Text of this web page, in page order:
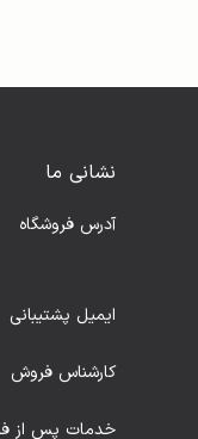
نشانی ما
آدرس فروشگاه
ایمیل پشتیبانی
کارشناس فروش
خدمات پس از